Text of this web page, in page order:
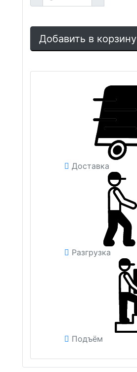
Добавить в корзину
Доставка
Разгрузка
Подъём